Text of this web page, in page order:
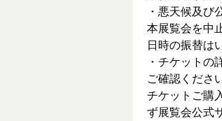
・悪天候及び
本展覧会を中
日時の振替は
・チケットの
ご確認くださ
チケットご購
ず展覧会公式